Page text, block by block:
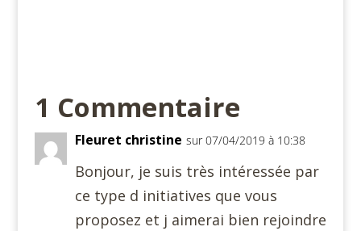
1 Commentaire
Fleuret christine sur 07/04/2019 à 10:38
Bonjour, je suis très intéressée par
ce type d initiatives que vous
proposez et j aimerai bien rejoindre